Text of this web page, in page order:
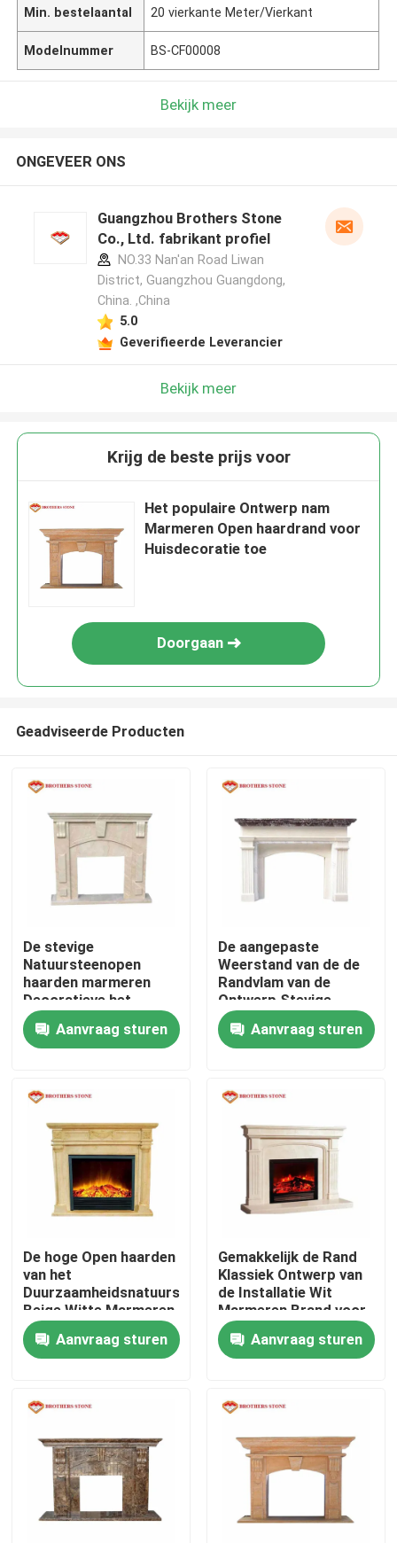
Thuis
Over ons
Fabriekstocht
Kwaliteitscontrole
Neem contact met ons op
Vraag een offerte
Min. bestelaantal 20 vierkante Meter/Vierkant
Modelnummer BS-CF00008
Bekijk meer
ONGEVEER ONS
Guangzhou Brothers Stone
Co., Ltd. fabrikant profiel
NO.33 Nan'an Road Liwan
District, Guangzhou Guangdong,
China. ,China
5.0
Geverifieerde Leverancier
Bekijk meer
Krijg de beste prijs voor
Het populaire Ontwerp nam
Marmeren Open haardrand voor
Huisdecoratie toe
Doorgaan
Geadviseerde Producten
De stevige
Natuursteenopen
haarden marmeren
Decoratieve het
Huisdecoratie van de
Brandrand
Aanvraag sturen
De aangepaste
Weerstand van de de
Randvlam van de
Ontwerp Stevige
Marmeren Open haard
Aanvraag sturen
De hoge Open haarden
van het
Duurzaamheidsnatuursteen,
Beige Witte Marmeren
Brandrand
Aanvraag sturen
Gemakkelijk de Rand
Klassiek Ontwerp van
de Installatie Wit
Marmeren Brand voor
Binnen Decoratief
Aanvraag sturen